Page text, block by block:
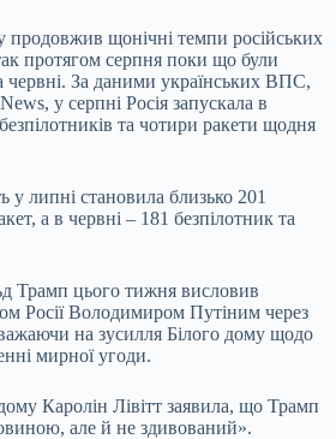
продовжив щонічні темпи російських
протягом серпня поки що були
За даними українських ВПС,
у серпні Росія запускала в
та чотири ракети щодня
у липні становила близько 201
а в червні – 181 безпілотник та
цього тижня висловив
Росії Володимиром Путіним через
на зусилля Білого дому щодо
мирної угоди.
Каролін Лівітт заявила, що Трамп
але й не здивований».